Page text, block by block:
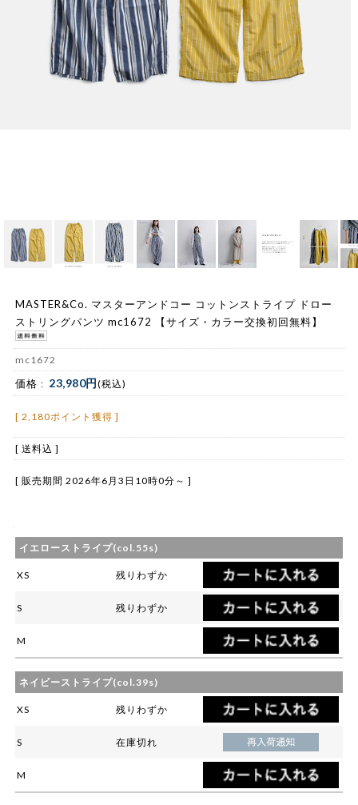
MASTER&Co. マスターアンドコー コットンストライプ ドロー
ストリングパンツ mc1672 【サイズ・カラー交換初回無料】
mc1672
価格 : 23,980円(税込)
[ 2,180ポイント獲得 ]
[ 送料込 ]
[ 販売期間 2026年6月3日10時0分 ～ ]
イエローストライプ(col.55s)
XS 残りわずか
S 残りわずか
M
ネイビーストライプ(col.39s)
XS 残りわずか
S 在庫切れ
M